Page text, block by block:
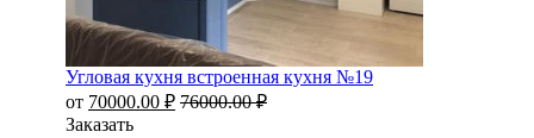
Угловая кухня встроенная кухня №19
от 70000.00 ₽ 76000.00₽
Заказать